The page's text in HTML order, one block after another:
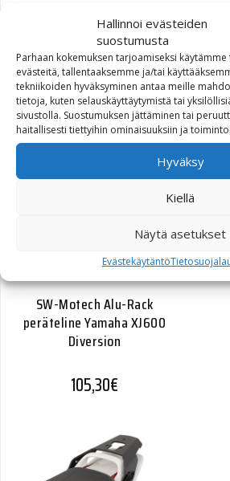
Hallinnoi evästeiden
suostumusta
Parhaan kokemuksen tarjoamiseksi
evästeitä, tallentaaksemme ja/tai
tekniikoiden hyväksyminen antaa meille
tietoja, kuten selauskäyttäytymistä tai
sivustolla. Suostumuksen jättäminen tai
haitallisesti tiettyihin ominaisuuksiin ja
Hyväksy
Kiellä
Näytä asetukset
Evästekäytäntö
SW-Motech Alu-Rack
peräteline Honda CB900
SW-Motech Alu-Rack
peräteline Yamaha XJ600
Diversion
105,30€